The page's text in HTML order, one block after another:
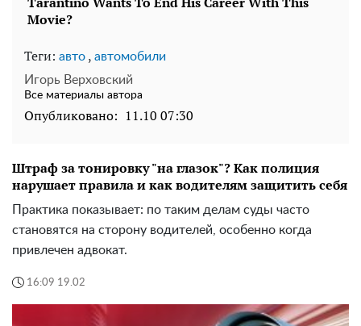
Теги: авто , автомобили
Игорь Верховский
Все материалы автора
Опубликовано: 11.10 07:30
Штраф за тонировку "на глазок"? Как полиция
нарушает правила и как водителям защитить себя
Практика показывает: по таким делам суды часто
становятся на сторону водителей, особенно когда
привлечен адвокат.
16:09 19.02